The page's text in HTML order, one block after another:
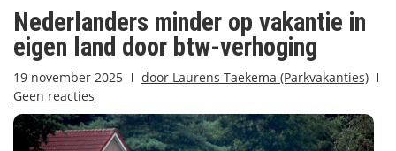
Nederlanders minder op vakantie in
eigen land door btw-verhoging
19 november 2025 door Laurens Taekema (Parkvakanties)
Geen reacties